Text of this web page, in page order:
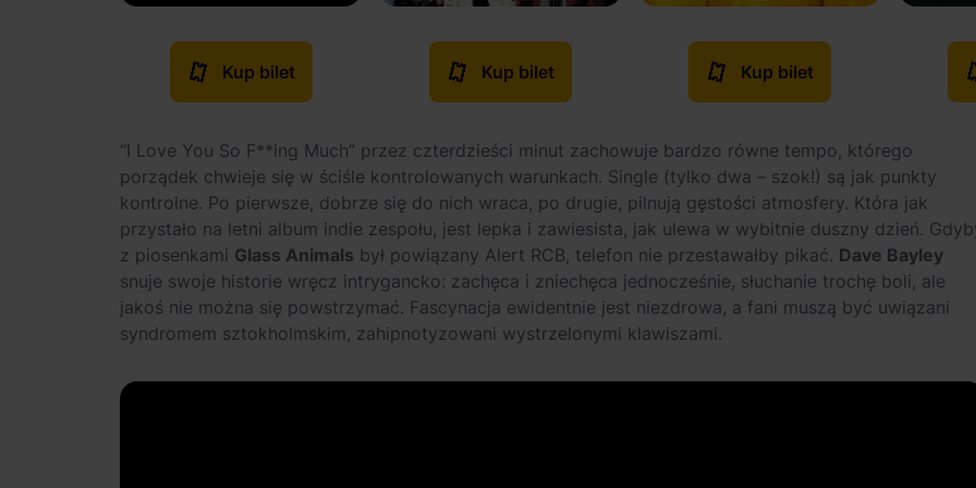
Kup bilet Kup bilet Kup bilet
“I Love You So F**ing Much” przez czterdzieści minut zachowuje bardzo równe tempo, którego
porządek chwieje się w ściśle kontrolowanych warunkach. Single (tylko dwa – szok!) są jak punkty
kontrolne. Po pierwsze, dobrze się do nich wraca, po drugie, pilnują gęstości atmosfery. Która jak
przystało na letni album indie zespołu, jest lepka i zawiesista, jak ulewa w wybitnie duszny dzień.
z piosenkami Glass Animals był powiązany Alert RCB, telefon nie przestawałby pikać. Dave Bayley
snuje swoje historie wręcz intrygancko: zachęca i zniechęca jednocześnie, słuchanie trochę boli, ale
jakoś nie można się powstrzymać. Fascynacja ewidentnie jest niezdrowa, a fani muszą być uwiązani
syndromem sztokholmskim, zahipnotyzowani wystrzelonymi klawiszami.